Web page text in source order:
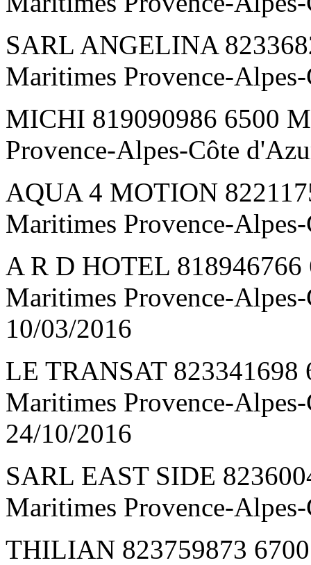
SARL ANGELINA
Maritimes Provence-
MICHI 819090986 6500
Provence-Alpes-Côte
AQUA 4 MOTION
Maritimes Provence-
A R D HOTEL
Maritimes Provence-
10/03/2016
LE TRANSAT 823341698
Maritimes Provence-
24/10/2016
SARL EAST SIDE
Maritimes Provence-
THILIAN 823759873